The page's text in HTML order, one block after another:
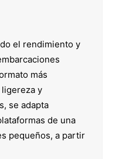
el rendimiento y
más
ligereza y
se adapta
de una
pequeños, a partir